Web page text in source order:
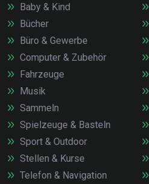
Baby & Kind
Bücher
Büro & Gewerbe
Computer & Zubehör
Fahrzeuge
Musik
Sammeln
Spielzeuge & Basteln
Sport & Outdoor
Stellen & Kurse
Telefon & Navigation